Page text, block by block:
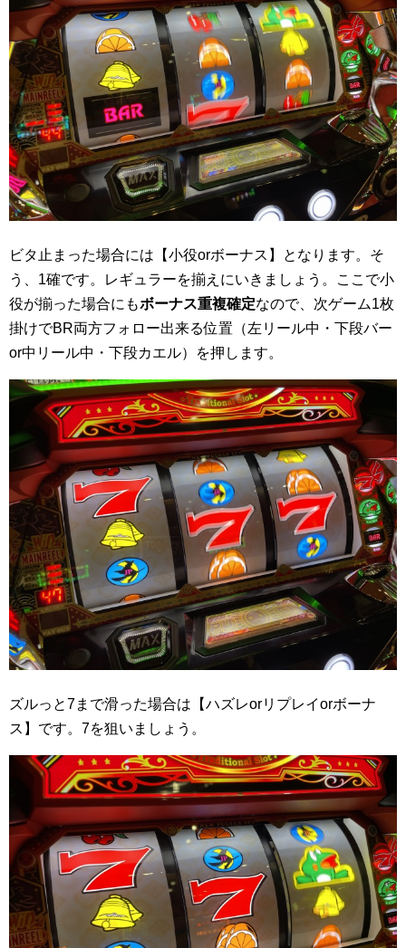
ビタ止まった場合には【小役orボーナス】となります。そ
う、1確です。レギュラーを揃えにいきましょう。ここで小
役が揃った場合にもボーナス重複確定なので、次ゲーム1枚
掛けでBR両方フォロー出来る位置（左リール中・下段バー
or中リール中・下段カエル）を押します。
ズルっと7まで滑った場合は【ハズレorリプレイorボーナ
ス】です。7を狙いましょう。